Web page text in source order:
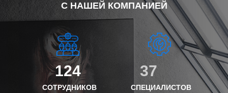
С НАШЕЙ КОМПАНИЕЙ
124
СОТРУДНИКОВ
37
СПЕЦИАЛИСТОВ